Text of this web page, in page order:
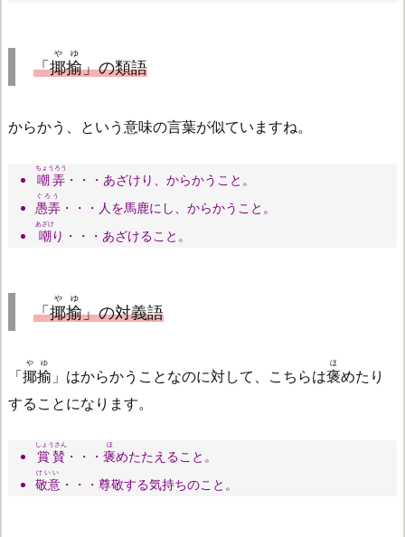
「揶揄
やゆ
」の類語
からかう、という意味の言葉が似ていますね。
嘲弄
ちょうろう
・・・あざけり、からかうこと。
愚弄
ぐろう
・・・人を馬鹿にし、からかうこと。
嘲
あざけ
り・・・あざけること。
「揶揄
やゆ
」の対義語
「揶揄
やゆ
」はからかうことなのに対して、こちらは褒
ほ
めたり
することになります。
賞賛
しょうさん
・・・ 褒
ほ
めたたえること。
敬意
けいい
・・・尊敬する気持ちのこと。